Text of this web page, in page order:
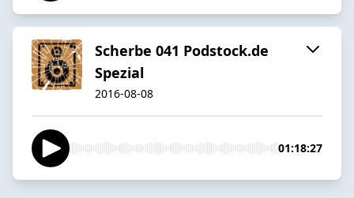
Scherbe 041 Podstock.de
Spezial
2016-08-08
01:18:27